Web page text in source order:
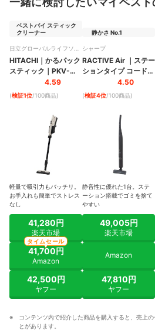
ベストバイ スティック
クリーナー
日立グローバルライフソリ
ューションズ
HITACHI ｜ かるパック
スティック ｜ PKV-
4.59
(検証1位/100商品)
軽量で吸引力もバッチリ。
お手入れも簡単でストレス
なし
41,280円
楽天市場
41,700円
Amazon
タイムセール
42,500円
ヤフー
静かさ No.1
シャープ
RACTIVE Air ｜ ステー
ションタイプ コードレ
ススティック掃除機
EC-XR2
4.50
(検証4位/100商品)
静音性に優れた1台。ステ
ーション搭載でゴミを捨て
やすい
49,005円
楽天市場
Amazon
47,810円
ヤフー
コンテンツ内で紹介した商品を購入すると、売上
とがあります。